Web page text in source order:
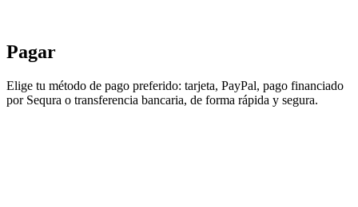
Pagar
Elige tu método de pago preferido: tarjeta, PayPal, pago financiado
por Sequra o transferencia bancaria, de forma rápida y segura.